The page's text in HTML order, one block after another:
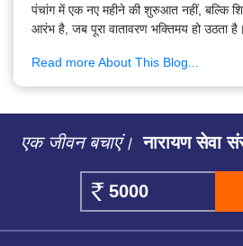
पंचांग में एक नए महीने की शुरुआत नहीं, बल्कि
आरंभ है, जब पूरा वातावरण भक्तिमय हो उठता है।
Read more About This Blog...
एक जीवन बचाएं। नारायण सेवा